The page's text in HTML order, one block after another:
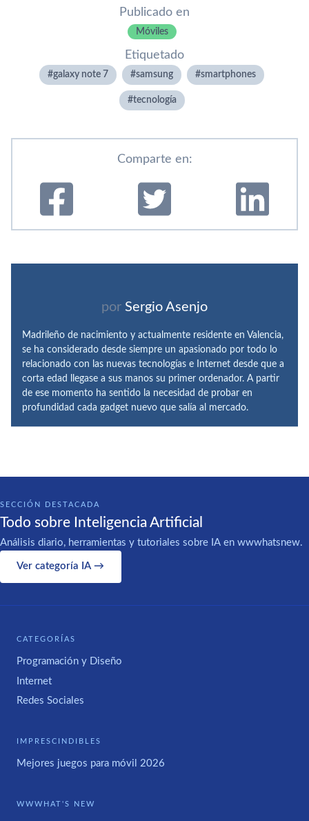
Publicado en
Móviles
Etiquetado
galaxy note 7 samsung smartphones
tecnologí­a
Comparte en:
por Sergio Asenjo
Madrileño de nacimiento y actualmente residente en Valencia,
se ha considerado desde siempre un apasionado por todo lo
relacionado con las nuevas tecnologías e Internet desde que a
corta edad llegase a sus manos su primer ordenador. A partir
de ese momento ha sentido la necesidad de probar en
profundidad cada gadget nuevo que salía al mercado.
SECCIÓN DESTACADA
Todo sobre Inteligencia Artificial
Análisis diario, herramientas y tutoriales sobre IA en wwwhatsnew.
Ver categoría IA →
CATEGORÍAS
Programación y Diseño
Internet
Redes Sociales
IMPRESCINDIBLES
Mejores juegos para móvil 2026
WWWHAT'S NEW